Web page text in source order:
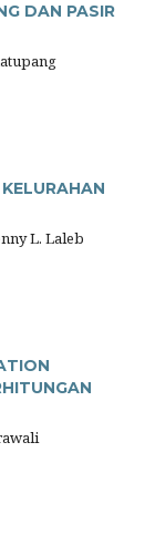
DAN PASIR
L. Laleb